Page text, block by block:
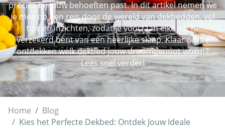
precies bij jouw behoeften past. In dit artikel nemen we
je mee op een reis door de wereld van dekbedden, vol
tips en inzichten, zodat je voortaan elke nacht
verzekerd bent van een heerlijke slaap. Klaar om te
ontdekken welk dekbed jouw droomgenoot wordt?
Lees snel verder!
Home
Blog
Kies het Perfecte Dekbed: Ontdek Jouw Ideale